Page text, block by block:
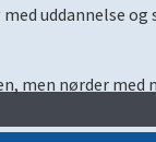
uddannelse og
men nørder med